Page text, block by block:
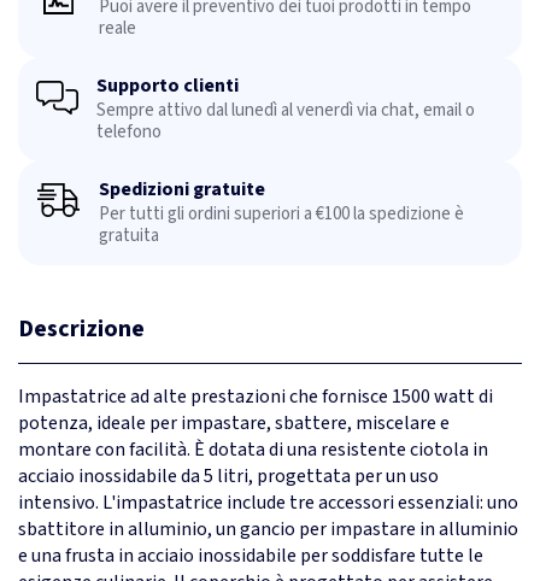
Puoi avere il preventivo dei tuoi prodotti in tempo
reale
Supporto clienti
Sempre attivo dal lunedì al venerdì via chat, email o
telefono
Spedizioni gratuite
Per tutti gli ordini superiori a €100 la spedizione è
gratuita
Descrizione
Impastatrice ad alte prestazioni che fornisce 1500 watt di
potenza, ideale per impastare, sbattere, miscelare e
montare con facilità. È dotata di una resistente ciotola in
acciaio inossidabile da 5 litri, progettata per un uso
intensivo. L'impastatrice include tre accessori essenziali: uno
sbattitore in alluminio, un gancio per impastare in alluminio
e una frusta in acciaio inossidabile per soddisfare tutte le